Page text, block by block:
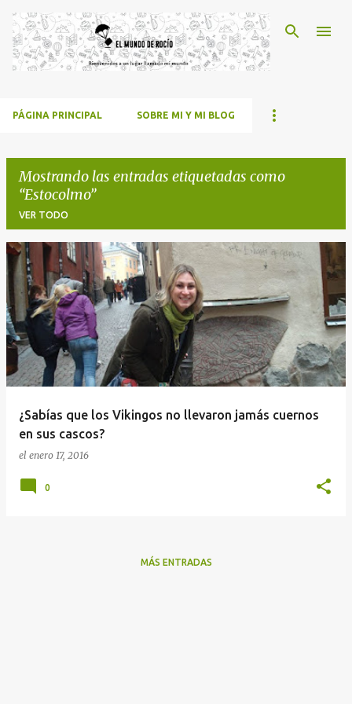
Ir al contenido principal
PÁGINA PRINCIPAL SOBRE MI Y MI BLOG
Mostrando las entradas etiquetadas como
Estocolmo
VER TODO
E
n
t
r
d
¿Sabías que los Vikingos no llevaron jamás cuernos
en sus cascos?
el enero 17, 2016
0
MÁS ENTRADAS